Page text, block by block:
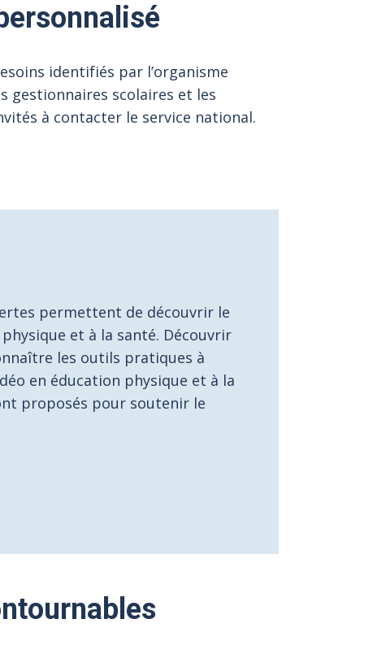
identifiés par l’organisme
gestionnaires scolaires et les
à contacter le service national.
permettent de découvrir le
et à la santé. Découvrir
les outils pratiques à
en éducation physique et à la
proposés pour soutenir le